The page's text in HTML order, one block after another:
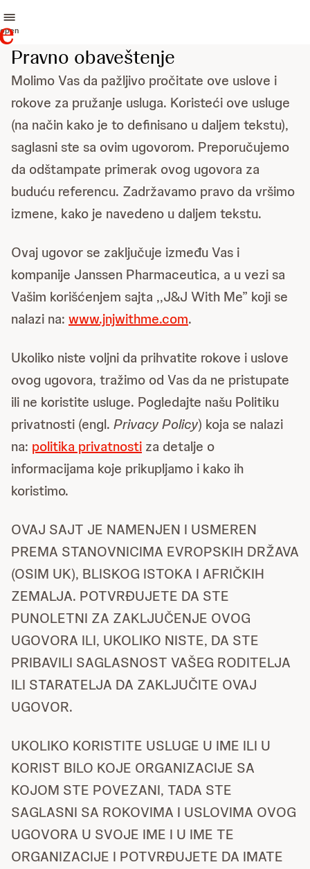
open
Pravno obaveštenje
Molimo Vas da pažljivo pročitate ove uslove i
rokove za pružanje usluga. Koristeći ove usluge
(na način kako je to definisano u daljem tekstu),
saglasni ste sa ovim ugovorom. Preporučujemo
da odštampate primerak ovog ugovora za
buduću referencu. Zadržavamo pravo da vršimo
izmene, kako je navedeno u daljem tekstu.
Ovaj ugovor se zaključuje između Vas i
kompanije Janssen Pharmaceutica, a u vezi sa
Vašim korišćenjem sajta ,,J&J With Me” koji se
nalazi na: www.jnjwithme.com.
Ukoliko niste voljni da prihvatite rokove i uslove
ovog ugovora, tražimo od Vas da ne pristupate
ili ne koristite usluge. Pogledajte našu Politiku
privatnosti (engl. Privacy Policy) koja se nalazi
na: politika privatnosti za detalje o
informacijama koje prikupljamo i kako ih
koristimo.
OVAJ SAJT JE NAMENJEN I USMEREN
PREMA STANOVNICIMA EVROPSKIH DRŽAVA
(OSIM UK), BLISKOG ISTOKA I AFRIČKIH
ZEMALJA. POTVRĐUJETE DA STE
PUNOLETNI ZA ZAKLJUČENJE OVOG
UGOVORA ILI, UKOLIKO NISTE, DA STE
PRIBAVILI SAGLASNOST VAŠEG RODITELJA
ILI STARATELJA DA ZAKLJUČITE OVAJ
UGOVOR.
UKOLIKO KORISTITE USLUGE U IME ILI U
KORIST BILO KOJE ORGANIZACIJE SA
KOJOM STE POVEZANI, TADA STE
SAGLASNI SA ROKOVIMA I USLOVIMA OVOG
UGOVORA U SVOJE IME I U IME TE
ORGANIZACIJE I POTVRĐUJETE DA IMATE